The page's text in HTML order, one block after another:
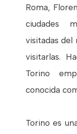
Roma,
ciudades
visitadas del
visitarlas.
Torino
conocida
Torino es